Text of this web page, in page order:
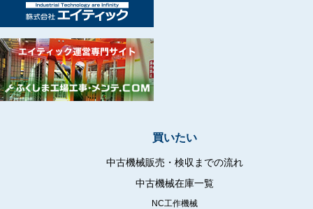
買いたい
中古機械販売・検収までの流れ
中古機械在庫一覧
NC工作機械